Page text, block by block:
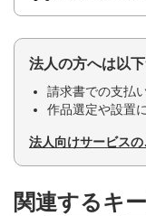
法人の方へは以
請求書での支払
作品選定や設置
法人向けサービス
関連するキ